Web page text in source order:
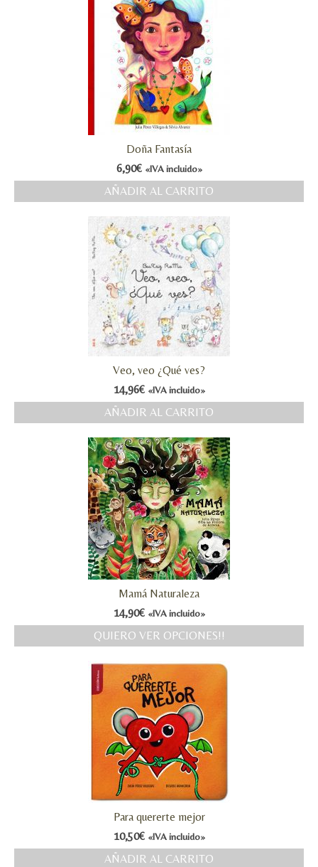
Doña Fantasía
6,90€ «IVA incluido»
AÑADIR AL CARRITO
Veo, veo ¿Qué ves?
14,96€ «IVA incluido»
AÑADIR AL CARRITO
Mamá Naturaleza
14,90€ «IVA incluido»
QUIERO VER OPCIONES!!
Para quererte mejor
10,50€ «IVA incluido»
AÑADIR AL CARRITO